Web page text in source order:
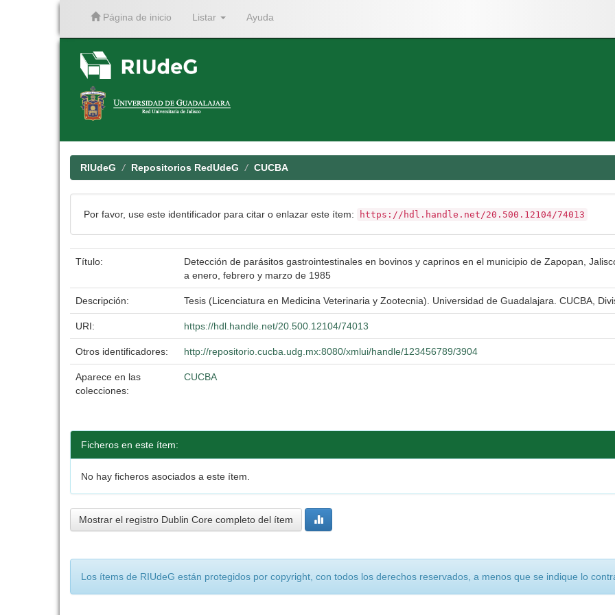
Página de inicio Listar Ayuda
RIUdeG Repositorios RedUdeG CUCBA
Por favor, use este identificador para citar o enlazar este ítem: https://hdl.handle.net/20.500.12104/74013
Título:
Detección de parásitos gastrointestinales en bovinos y caprinos en el municipio de Zapopan,
a enero, febrero y marzo de 1985
Descripción: Tesis (Licenciatura en Medicina Veterinaria y Zootecnia). Universidad de Guadalajara. CUCBA,
URI: https://hdl.handle.net/20.500.12104/74013
Otros identificadores: http://repositorio.cucba.udg.mx:8080/xmlui/handle/123456789/3904
Aparece en las
colecciones:
CUCBA
Ficheros en este ítem:
No hay ficheros asociados a este ítem.
Mostrar el registro Dublin Core completo del ítem
Los ítems de RIUdeG están protegidos por copyright, con todos los derechos reservados, a menos que se indique lo